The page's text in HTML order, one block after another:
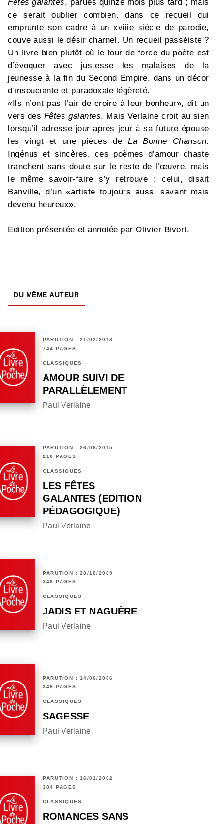
Fêtes galantes, parues quinze mois plus tard ; mais
ce serait oublier combien, dans ce recueil qui
emprunte son cadre à un xviiie siècle de parodie,
couve aussi le désir charnel. Un recueil passéiste ?
Un livre bien plutôt où le tour de force du poète est
d’évoquer avec justesse les malaises de la
jeunesse à la fin du Second Empire, dans un décor
d’insouciante et paradoxale légèreté.
«Ils n’ont pas l’air de croire à leur bonheur», dit un
vers des Fêtes galantes. Mais Verlaine croit au sien
lorsqu’il adresse jour après jour à sa future épouse
les vingt et une pièces deLa Bonne Chanson.
Ingénus et sincères, ces poèmes d’amour chaste
tranchent sans doute sur le reste de l’œuvre, mais
le même savoir-faire s’y retrouve : celui, disait
Banville, d’un «artiste toujours aussi savant mais
devenu heureux».
Edition présentée et annotée par Olivier Bivort.
DU MÊME AUTEUR
PARUTION : 21/02/2018
744 PAGES
CLASSIQUES
AMOUR SUIVI DE
PARALLÈLEMENT
Paul Verlaine
PARUTION : 26/08/2015
216 PAGES
CLASSIQUES
LES FÊTES
GALANTES (EDITION
PÉDAGOGIQUE)
Paul Verlaine
PARUTION : 28/10/2009
346 PAGES
CLASSIQUES
JADIS ET NAGUÈRE
Paul Verlaine
PARUTION : 14/06/2006
348 PAGES
CLASSIQUES
SAGESSE
Paul Verlaine
PARUTION : 16/01/2002
384 PAGES
CLASSIQUES
ROMANCES SANS